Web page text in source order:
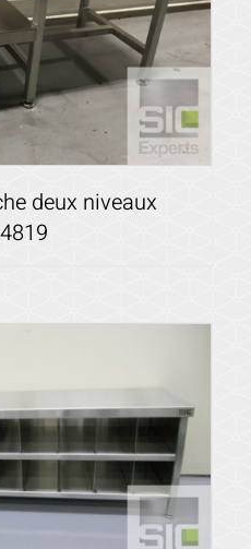
détails
deux niveaux